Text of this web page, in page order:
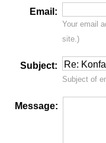
Email:
Your email
site.)
Subject:
Subject of
Message: